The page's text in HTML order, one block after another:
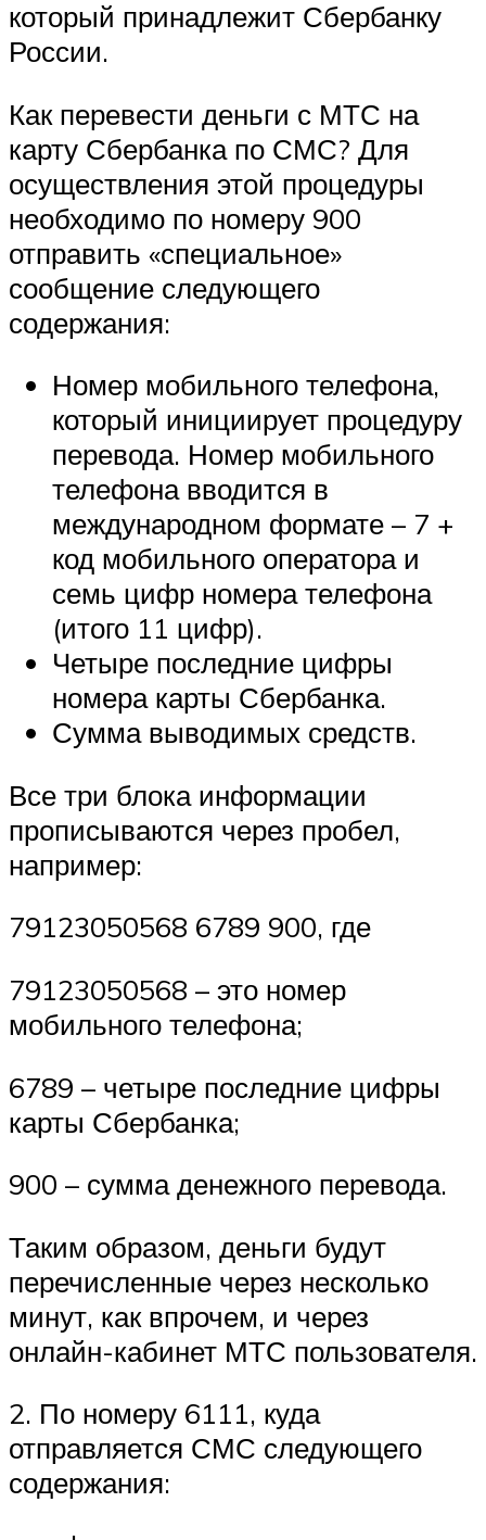
который принадлежит Сбербанку
России.
Как перевести деньги с МТС на
карту Сбербанка по СМС? Для
осуществления этой процедуры
необходимо по номеру 900
отправить «специальное»
сообщение следующего
содержания:
Номер мобильного телефона,
который инициирует процедуру
перевода. Номер мобильного
телефона вводится в
международном формате – 7 +
код мобильного оператора и
семь цифр номера телефона
(итого 11 цифр).
Четыре последние цифры
номера карты Сбербанка.
Сумма выводимых средств.
Все три блока информации
прописываются через пробел,
например:
79123050568 6789 900, где
79123050568 – это номер
мобильного телефона;
6789 – четыре последние цифры
карты Сбербанка;
900 – сумма денежного перевода.
Таким образом, деньги будут
перечисленные через несколько
минут, как впрочем, и через
онлайн-кабинет МТС пользователя.
2. По номеру 6111, куда
отправляется СМС следующего
содержания: